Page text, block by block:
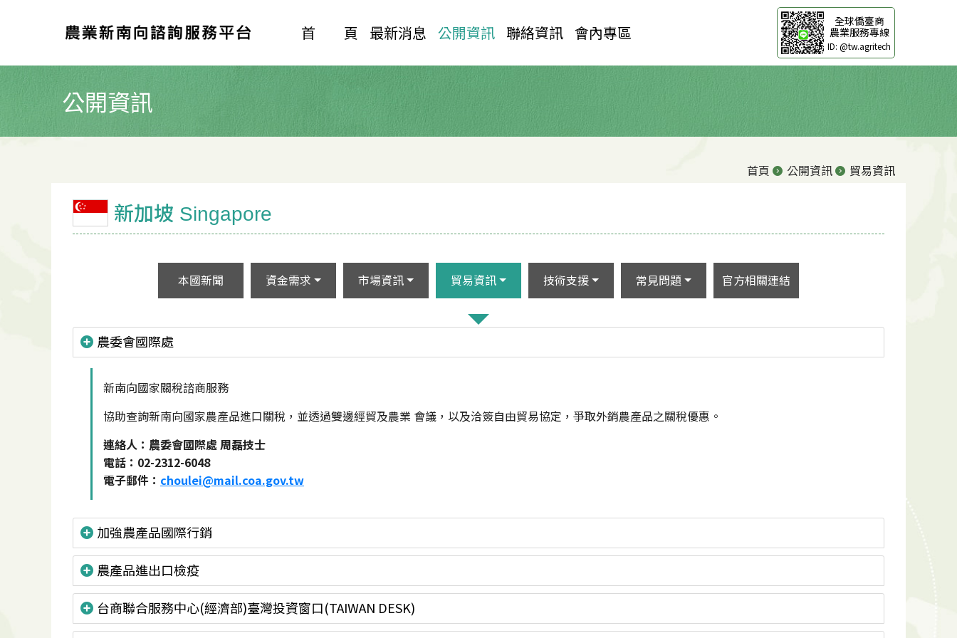
首 頁 最新消息 公開資訊 聯絡資訊 會內專區
全球僑臺商
農業服務專線
ID: @tw.agritech
公開資訊
首頁 公開資訊 貿易資訊
新加坡 Singapore
本國新聞 資金需求 市場資訊 貿易資訊 技術支援 常見問題 官方相關連結
農委會國際處
新南向國家關稅諮商服務
協助查詢新南向國家農產品進口關稅，並透過雙邊經貿及農業 會議，以及洽簽自由貿易協定，爭取外銷農產品之關稅優惠。
連絡人：農委會國際處 周磊技士
電話：02-2312-6048
電子郵件： choulei@mail.coa.gov.tw
加強農產品國際行銷
農產品進出口檢疫
台商聯合服務中心(經濟部)臺灣投資窗口(TAIWAN DESK)